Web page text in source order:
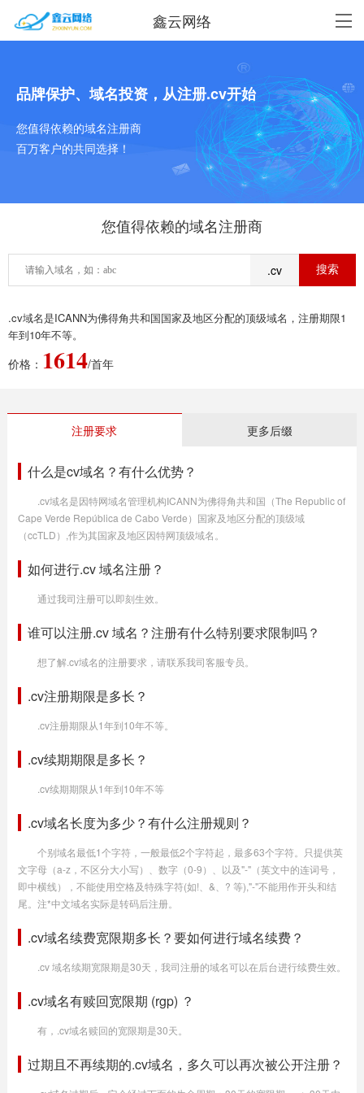
鑫云网络
品牌保护、域名投资，从注册.cv开始
您值得依赖的域名注册商
百万客户的共同选择！
您值得依赖的域名注册商
.cv
.cv域名是ICANN为佛得角共和国国家及地区分配的顶级域名，注册期限1
年到10年不等。
价格： 1614/首年
注册要求 更多后缀
什么是cv域名？有什么优势？
.cv域名是因特网域名管理机构ICANN为佛得角共和国（The Republic of
Cape Verde República de Cabo Verde）国家及地区分配的顶级域
（ccTLD）,作为其国家及地区因特网顶级域名。
如何进行.cv 域名注册？
通过我司注册可以即刻生效。
谁可以注册.cv 域名？注册有什么特别要求限制吗？
想了解.cv域名的注册要求，请联系我司客服专员。
.cv注册期限是多长？
.cv注册期限从1年到10年不等。
.cv续期期限是多长？
.cv续期期限从1年到10年不等
.cv域名长度为多少？有什么注册规则？
个别域名最低1个字符，一般最低2个字符起，最多63个字符。只提供英
文字母（a-z，不区分大小写）、数字（0-9）、以及"-"（英文中的连词号，
即中横线），不能使用空格及特殊字符(如!、&、? 等),"-"不能用作开头和结
尾。注*中文域名实际是转码后注册。
.cv域名续费宽限期多长？要如何进行域名续费？
.cv 域名续期宽限期是30天，我司注册的域名可以在后台进行续费生效。
.cv域名有赎回宽限期 (rgp) ？
有，.cv域名赎回的宽限期是30天。
过期且不再续期的.cv域名，多久可以再次被公开注册？